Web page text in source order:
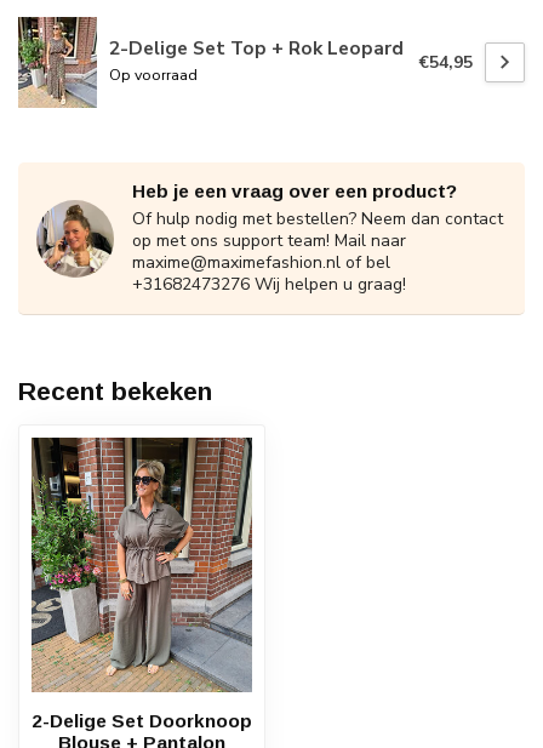
2-Delige Set Top + Rok Leopard
Op voorraad
€54,95
Heb je een vraag over een product?
Of hulp nodig met bestellen? Neem dan contact
op met ons support team! Mail naar
maxime@maximefashion.nl of bel
+31682473276 Wij helpen u graag!
Recent bekeken
2-Delige Set Doorknoop
Blouse + Pantalon